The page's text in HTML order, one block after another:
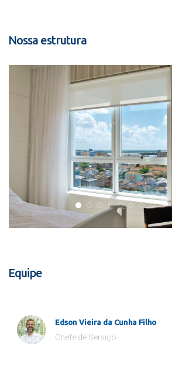
Nossa estrutura
Equipe
Edson Vieira da Cunha Filho
Chefe de Serviço